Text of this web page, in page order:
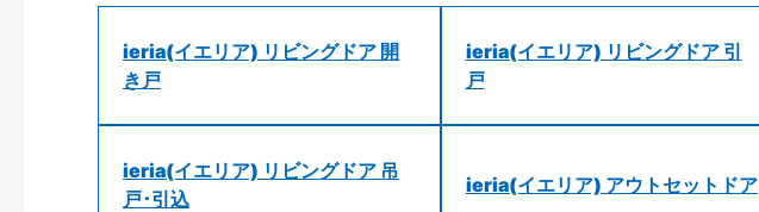
ieria(イエリア) リビングドア 開
き戸
ieria(イエリア) リビングドア 引
戸
ieria(イエリア) リビングドア 吊
戸･引込
ieria(イエリア) アウトセットドア